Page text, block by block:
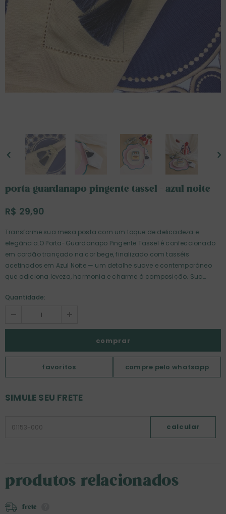
porta-guardanapo pingente tassel - azul noite
R$ 29,90
Transforme sua mesa posta com um toque de delicadeza e
elegância.O Porta-Guardanapo Pingente Tassel é confeccionado
em cordão trançado na cor bege, finalizado com tasséis
acetinados em Azul Noite — um detalhe suave e contemporâneo
que adiciona leveza, harmonia e charme à composição. Sua
mais especial, seja em jantares festivos, almoços elegantes ou no
Uso: ideal para mesas postas, recepções, eventos especiais e
decoração refinada Com esse porta-guardanapo, cada detalhe
ganha destaque — revelando cuidado, personalidade e a beleza
de receber bem.
Quantidade:
favoritos compre pelo whatsapp
SIMULE SEU FRETE
calcular
produtos relacionados
frete